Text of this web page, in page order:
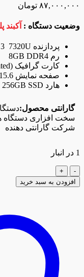
۸۷,۰۰۰,۰۰۰ تومان
وضعیت دستگاه :
پردازنده Ryzen 3 7320U
رم 8GB DDR4
کارت گرافیک Radeon Graphics (integrated)
صفحه نمایش 15.6″ FullHD
هارد 256GB SSD
گارانتی محصول:
سخت افزاری دستگاه
شرکت گارانتی دهنده
1 در انبار
لپ
تاپ
اچ
افزودن به سبد خرید